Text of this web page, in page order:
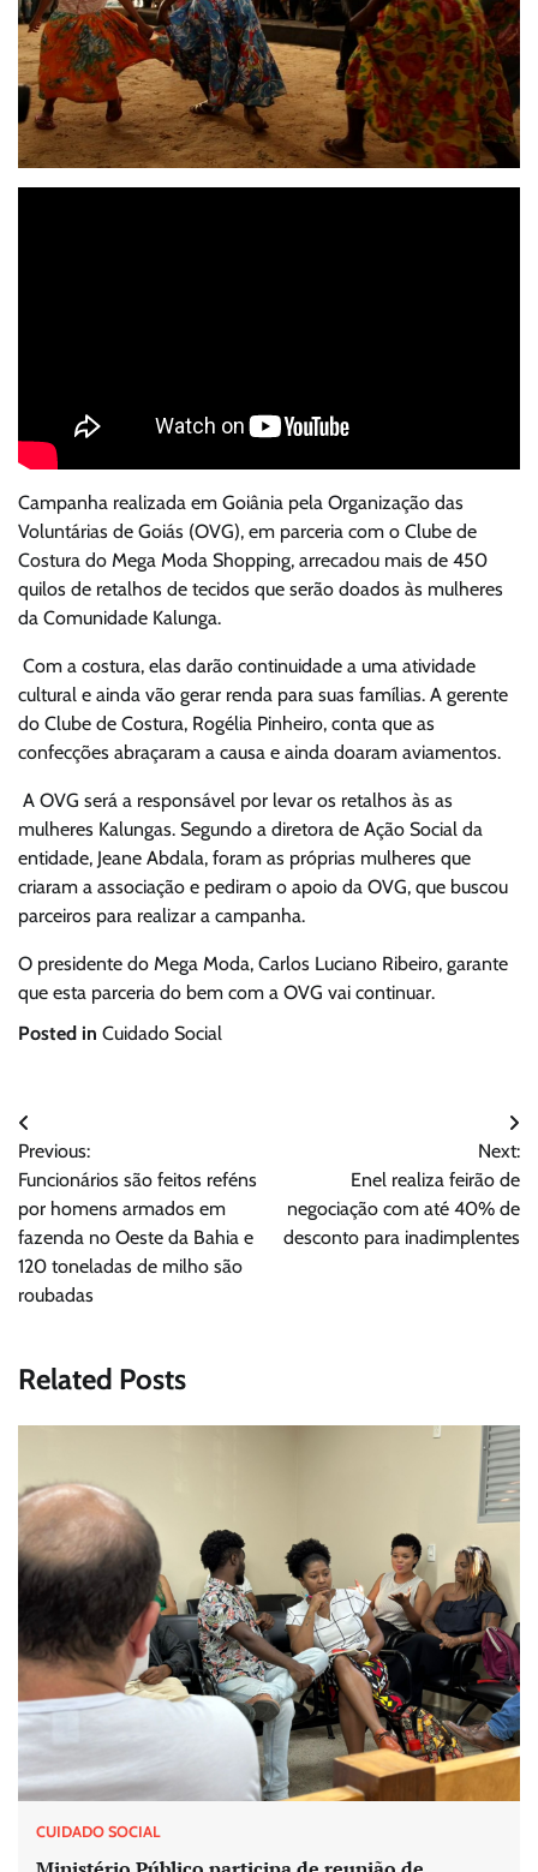
Campanha realizada em Goiânia pela Organização das
Voluntárias de Goiás (OVG), em parceria com o Clube de
Costura do Mega Moda Shopping, arrecadou mais de 450
quilos de retalhos de tecidos que serão doados às mulheres
da Comunidade Kalunga.
Com a costura, elas darão continuidade a uma atividade
cultural e ainda vão gerar renda para suas famílias. A gerente
do Clube de Costura, Rogélia Pinheiro, conta que as
confecções abraçaram a causa e ainda doaram aviamentos.
A OVG será a responsável por levar os retalhos às as
mulheres Kalungas. Segundo a diretora de Ação Social da
entidade, Jeane Abdala, foram as próprias mulheres que
criaram a associação e pediram o apoio da OVG, que buscou
parceiros para realizar a campanha.
O presidente do Mega Moda, Carlos Luciano Ribeiro, garante
que esta parceria do bem com a OVG vai continuar.
Posted in Cuidado Social
Navegação
de
Post
Previous:
Funcionários são feitos reféns
por homens armados em
fazenda no Oeste da Bahia e
120 toneladas de milho são
roubadas
Next:
Enel realiza feirão de
negociação com até 40% de
desconto para inadimplentes
Related Posts
CUIDADO SOCIAL